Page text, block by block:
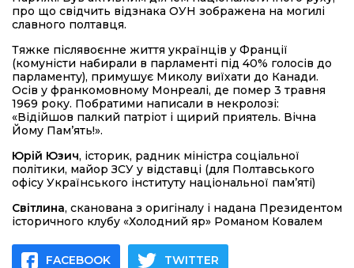
про що свідчить відзнака ОУН зображена на могилі
славного полтавця.
Тяжке післявоєнне життя українців у Франції
(комуністи набирали в парламенті під 40% голосів до
парламенту), примушує Миколу виїхати до Канади.
Осів у франкомовному Монреалі, де помер 3 травня
1969 року. Побратими написали в некролозі:
«Відійшов палкий патріот і щирий приятель. Вічна
Йому Пам’ять!».
Юрій Юзич, історик, радник міністра соціальної
політики, майор ЗСУ у відставці (для Полтавського
офісу Українського інституту національної пам’яті)
Cвітлина, сканована з оригіналу і надана Президентом
історичного клубу «Холодний яр» Романом Ковалем
FACEBOOK TWITTER